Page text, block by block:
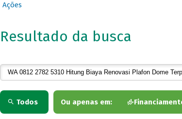
Ações
Resultado da busca